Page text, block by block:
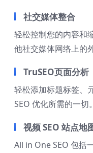
社交媒体整合
轻松控制您的内容和
他社交媒体网络上的外
TruSEO页面分析
轻松添加标题标签、
SEO 优化所需的一切。
视频 SEO 站点地
All in One SEO 包括